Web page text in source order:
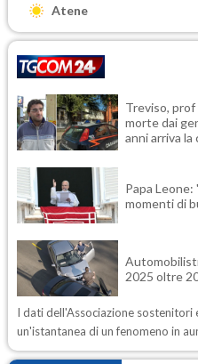
Atene
Treviso,
morte dai
anni arriva la
Papa
momenti di
2025 oltre
I dati dell'Associazione sostenitori
un'istantanea di un fenomeno in